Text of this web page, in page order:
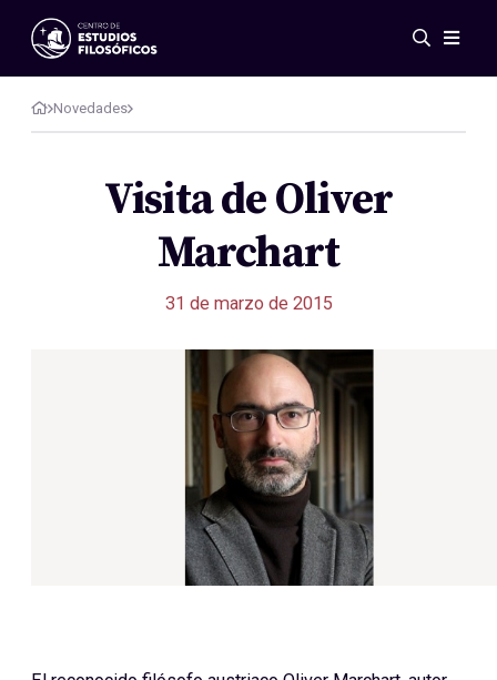
Eventos
Novedades
Investigación
Publicaciones
Acerca de nosotros
Novedades
Visita de Oliver
Marchart
31 de marzo de 2015